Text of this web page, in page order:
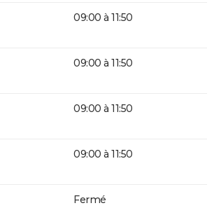
09:00 à 11:50
09:00 à 11:50
09:00 à 11:50
09:00 à 11:50
Fermé